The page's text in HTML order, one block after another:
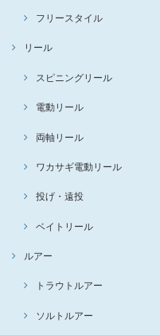
フリースタイル
リール
スピニングリール
電動リール
両軸リール
ワカサギ電動リール
投げ・遠投
ベイトリール
ルアー
トラウトルアー
ソルトルアー